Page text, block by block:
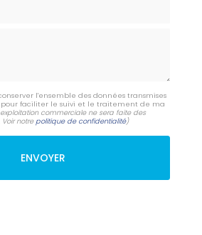
l'ensemble des données transmises
faciliter le suivi et le traitement de ma
commerciale ne sera faite des
Voir notrepolitique de confidentialité)